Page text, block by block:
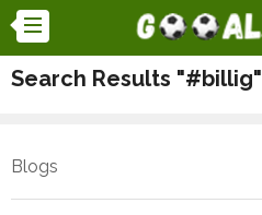
Search Results "#billig"
Blogs